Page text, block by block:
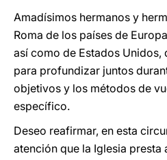
Amadísimos hermanos y
Roma de los países de
así como de Estados Unidos,
para profundizar juntos
objetivos y los métodos de
específico.
Deseo reafirmar, en esta
atención que la Iglesia presta